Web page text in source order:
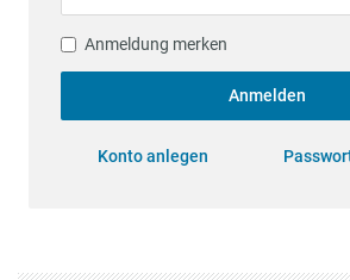
Anmeldung merken
Anmelden
Konto anlegen